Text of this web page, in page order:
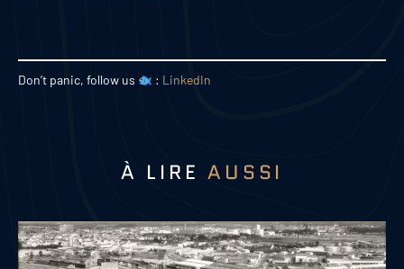
Don’t panic, follow us : LinkedIn
À LIREAUSSI